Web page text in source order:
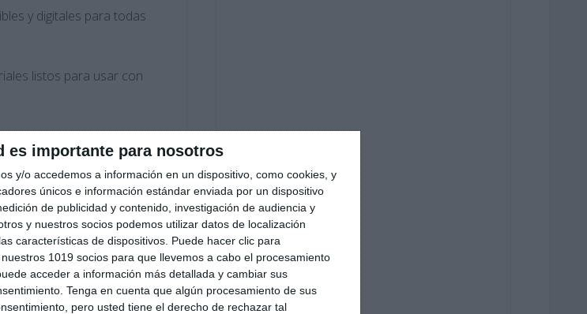
es importante para nosotros
y/o accedemos a información en un dispositivo, como cookies, y
únicos e información estándar enviada por un dispositivo
de publicidad y contenido, investigación de audiencia y
y nuestros socios podemos utilizar datos de localización
características de dispositivos. Puede hacer clic para
1019 socios para que llevemos a cabo el procesamiento
acceder a información más detallada y cambiar sus
Tenga en cuenta que algún procesamiento de sus
pero usted tiene el derecho de rechazar tal
y digitales para todas
listos para usar con
PDF
Suscribirse